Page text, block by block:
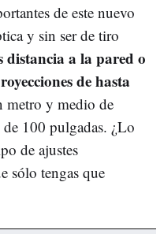
de este nuevo
y sin ser de tiro
distancia a la pared o
de hasta
metro y medio de
100 pulgadas. ¿Lo
de ajustes
sólo tengas que